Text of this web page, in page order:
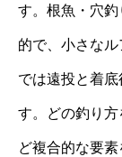
す。根魚・穴
的で、小さな
では遠投と着
す。どの釣り
ど複合的な要素